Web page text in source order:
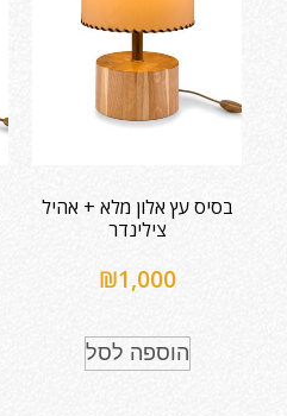
בסיס עץ אלון מלא + אהיל
צילינדר
₪1,000
הוספה לסל